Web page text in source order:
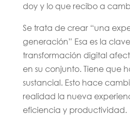
doy y lo que recibo a
Se trata de crear “una
generación” Esa es la
transformación digital
en su conjunto. Tiene que
sustancial. Esto hace
realidad la nueva
eficiencia y productividad.